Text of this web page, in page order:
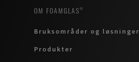
OM FOAMGLAS®
Bruksområder og løsninger
Produkter